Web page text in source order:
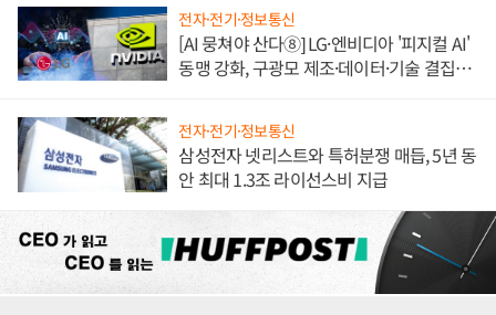
전자·전기·정보통신
[AI 뭉쳐야 산다⑧] LG·엔비디아 '피지컬 AI'
동맹 강화, 구광모 제조·데이터·기술 결집
전자·전기·정보통신
삼성전자 넷리스트와 특허분쟁 매듭, 5년 동
안 최대 1.3조 라이선스비 지급